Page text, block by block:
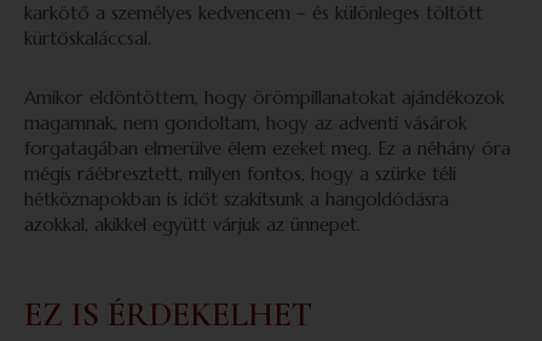
karkötő a személyes kedvencem – és különleges töltött
kürtőskaláccsal.
Amikor eldöntöttem, hogy örömpillanatokat ajándékozok
magamnak, nem gondoltam, hogy az adventi vásárok
forgatagában elmerülve élem ezeket meg. Ez a néhány óra
mégis ráébresztett, milyen fontos, hogy a szürke téli
hétköznapokban is időt szakítsunk a hangoldódásra
azokkal, akikkel együtt várjuk az ünnepet.
EZ IS ÉRDEKELHET